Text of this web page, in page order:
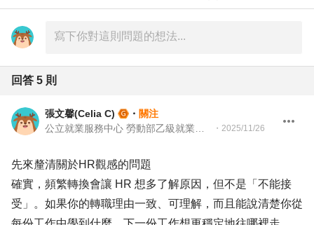
回答 5 則
張文馨(Celia C) ・ 關注
・ 2025/11/26
先來釐清關於HR觀感的問題
確實，頻繁轉換會讓 HR 想多了解原因，但不是「不能接
受」。如果你的轉職理由一致、可理解，而且能說清楚你從